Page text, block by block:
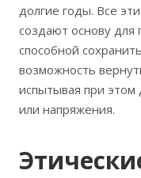
долгие годы. Все
создают основу для
способной
возможность
испытывая при этом
или напряжения.